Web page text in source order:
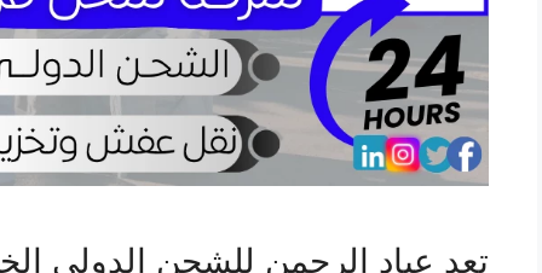
تعد عباد الرحمن للشحن الدولي